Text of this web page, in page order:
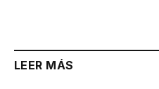
LEER MÁS